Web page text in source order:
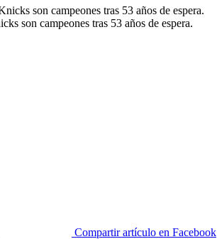
son campeones tras 53 años de espera.
Compartir artículo en Facebook